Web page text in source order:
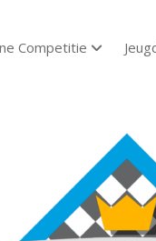
menu
Competitie open